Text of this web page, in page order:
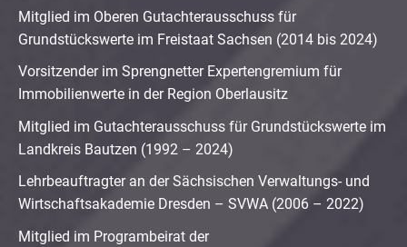
Mitglied im Oberen Gutachterausschuss für
Grundstückswerte im Freistaat Sachsen (2014 bis 2024)
Vorsitzender im Sprengnetter Expertengremium für
Immobilienwerte in der Region Oberlausitz
Mitglied im Gutachterausschuss für Grundstückswerte im
Landkreis Bautzen (1992 – 2024)
Lehrbeauftragter an der Sächsischen Verwaltungs- und
Wirtschaftsakademie Dresden – SVWA (2006 – 2022)
Mitglied im Programbeirat der